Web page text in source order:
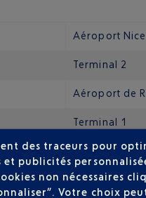
Aéroport
Terminal 2
Aéroport de
Terminal 1
ville de Rabat. Pour
1 de l’aéroport
des traceurs pour
publicités
non nécessaires
Votre choix